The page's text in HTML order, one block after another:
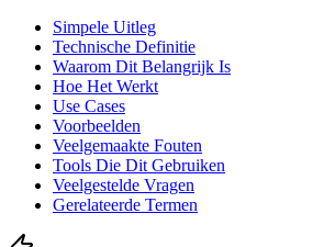
Simpele Uitleg
Technische Definitie
Waarom Dit Belangrijk Is
Hoe Het Werkt
Use Cases
Voorbeelden
Veelgemaakte Fouten
Tools Die Dit Gebruiken
Veelgestelde Vragen
Gerelateerde Termen